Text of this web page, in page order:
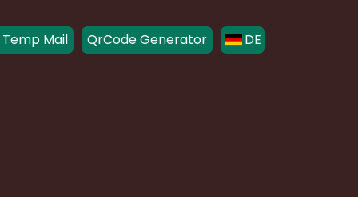
Temp Mail QrCode Generator DE